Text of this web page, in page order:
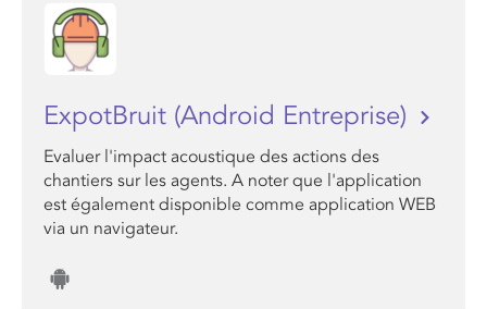
ExpotBruit (Android Entreprise)
Evaluer l'impact acoustique des actions des
chantiers sur les agents. A noter que l'application
est également disponible comme application WEB
via un navigateur.